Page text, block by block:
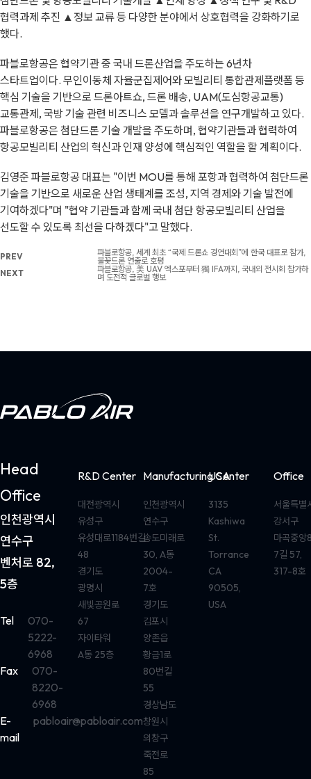
협력과제 추진 ▲정보 교류 등 다양한 분야에서 상호협력을 강화하기로
했다.
파블로항공은 협약기관 중 국내 드론산업을 주도하는 6년차
스타트업이다. 무인이동체 자율군집제어와 모빌리티 통합관제플랫폼 등
핵심 기술을 기반으로 드론아트쇼, 드론 배송, UAM(도심항공교통)
교통관제, 국방 기술 관련 비즈니스 모델과 솔루션을 연구개발하고 있다.
파블로항공은 첨단드론 기술 개발을 주도하며, 협약기관들과 협력하여
항공모빌리티 산업의 혁신과 인재 양성에 핵심적인 역할을 할 계획이다.
김영준 파블로항공 대표는 "이번 MOU를 통해 포항과 협력하여 첨단드론
기술을 기반으로 새로운 산업 생태계를 조성, 지역 경제와 기술 발전에
기여하겠다"며 "협약 기관들과 함께 국내 첨단 항공모빌리티 산업을
선도할 수 있도록 최선을 다하겠다"고 말했다.
PREV
파블로항공, 세계 최초 “국제 드론쇼 경연대회”에 한국 대표로 참가,
불꽃드론 연출로 호평
NEXT
파블로항공, 美 UAV 엑스포부터 獨 IFA까지, 국내외 전시회 참가하
며 도전적 글로벌 행보
Head
Office
인천광역시
연수구
벤처로 82,
5층
Tel
070-
5222-
6968
Fax
070-
8220-
6968
E-
mail
pabloair@pabloair.com
R&D Center
대전광역시
유성구
유성대로1184번길
48
경기도
광명시
새빛공원로
67
자이타워
A동 25층
Manufacturing Center
인천광역시
연수구
송도미래로
30, A동
2004-
7호
경기도
김포시
양촌읍
황금1로
80번길
55
경상남도
창원시
의창구
죽전로
85
USA
3135
Kashiwa
St.
Torrance
CA
90505,
USA
Office
서울특별
강서구
마곡중앙
7길 57,
317-8호